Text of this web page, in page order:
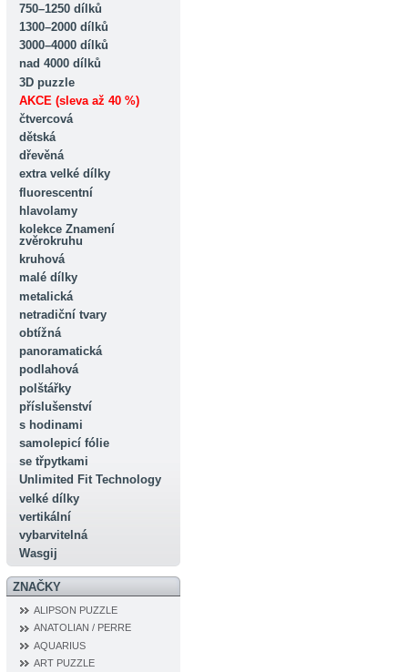
750–1250 dílků
1300–2000 dílků
3000–4000 dílků
nad 4000 dílků
3D puzzle
AKCE (sleva až 40 %)
čtvercová
dětská
dřevěná
extra velké dílky
fluorescentní
hlavolamy
kolekce Znamení
zvěrokruhu
kruhová
malé dílky
metalická
netradiční tvary
obtížná
panoramatická
podlahová
polštářky
příslušenství
s hodinami
samolepicí fólie
se třpytkami
Unlimited Fit Technology
velké dílky
vertikální
vybarvitelná
Wasgij
ZNAČKY
ALIPSON PUZZLE
ANATOLIAN / PERRE
AQUARIUS
ART PUZZLE